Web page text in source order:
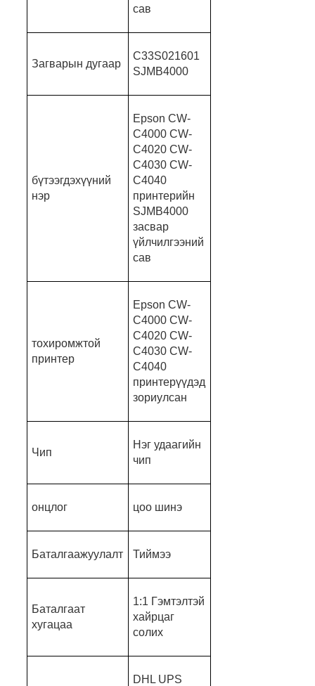
сав
Загварын дугаар
C33S021601
SJMB4000
бүтээгдэхүүний
нэр
Epson CW-
C4000 CW-
C4020 CW-
C4030 CW-
C4040
принтерийн
SJMB4000
засвар
үйлчилгээний
сав
тохиромжтой
принтер
Epson CW-
C4000 CW-
C4020 CW-
C4030 CW-
C4040
принтерүүдэд
зориулсан
Чип
Нэг удаагийн
чип
онцлог цоо шинэ
Баталгаажуулалт Тиймээ
Баталгаат
хугацаа
1:1 Гэмтэлтэй
хайрцаг
солих
DHL UPS